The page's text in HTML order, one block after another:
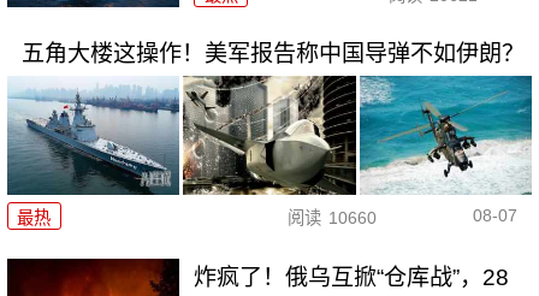
五角大楼这操作！美军报告称中国导弹不如伊朗？
最热 阅读 10660 08-07
炸疯了！俄乌互掀“仓库战”，28